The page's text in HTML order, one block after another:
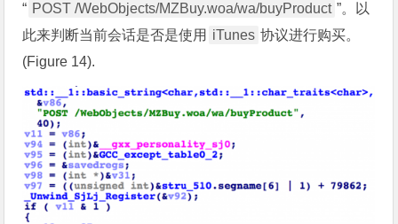
“ POST /WebObjects/MZBuy.woa/wa/buyProduct ”。以
此来判断当前会话是否是使用 iTunes 协议进行购买。
(Figure 14).